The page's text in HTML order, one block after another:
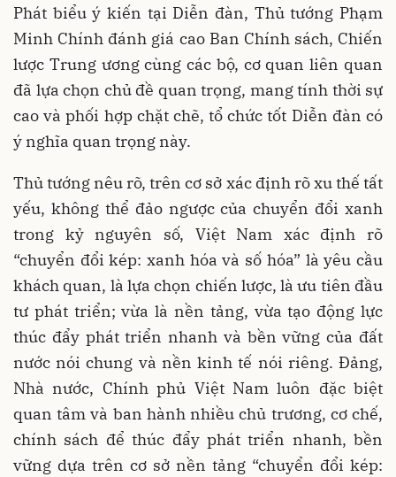
Phát biểu ý kiến tại Diễn đàn, Thủ tướng Phạm
Minh Chính đánh giá cao Ban Chính sách, Chiến
lược Trung ương cùng các bộ, cơ quan liên quan
đã lựa chọn chủ đề quan trọng, mang tính thời sự
cao và phối hợp chặt chẽ, tổ chức tốt Diễn đàn có
ý nghĩa quan trọng này.
Thủ tướng nêu rõ, trên cơ sở xác định rõ xu thế tất
yếu, không thể đảo ngược của chuyển đổi xanh
trong kỷ nguyên số, Việt Nam xác định rõ
“chuyển đổi kép: xanh hóa và số hóa” là yêu cầu
khách quan, là lựa chọn chiến lược, là ưu tiên đầu
tư phát triển; vừa là nền tảng, vừa tạo động lực
thúc đẩy phát triển nhanh và bền vững của đất
nước nói chung và nền kinh tế nói riêng. Đảng,
Nhà nước, Chính phủ Việt Nam luôn đặc biệt
quan tâm và ban hành nhiều chủ trương, cơ chế,
chính sách để thúc đẩy phát triển nhanh, bền
vững dựa trên cơ sở nền tảng “chuyển đổi kép: